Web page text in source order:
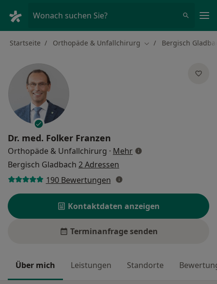
Wonach suchen Sie?
Startseite Orthopäde & Unfallchirurg Stadt ändern
Bergisch
Dr. med. Folker Franzen
Orthopäde & Unfallchirurg · Mehrüber Spezialisierungen
Bergisch Gladbach 2 Adressen
190 Bewertungen
Kontaktdaten anzeigen
Terminanfrage senden
Über mich Leistungen Standorte